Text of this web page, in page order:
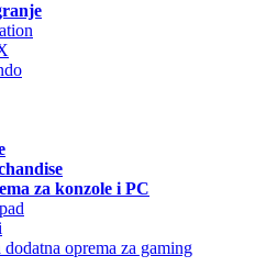
za konzole i PC
dodatna oprema za gaming